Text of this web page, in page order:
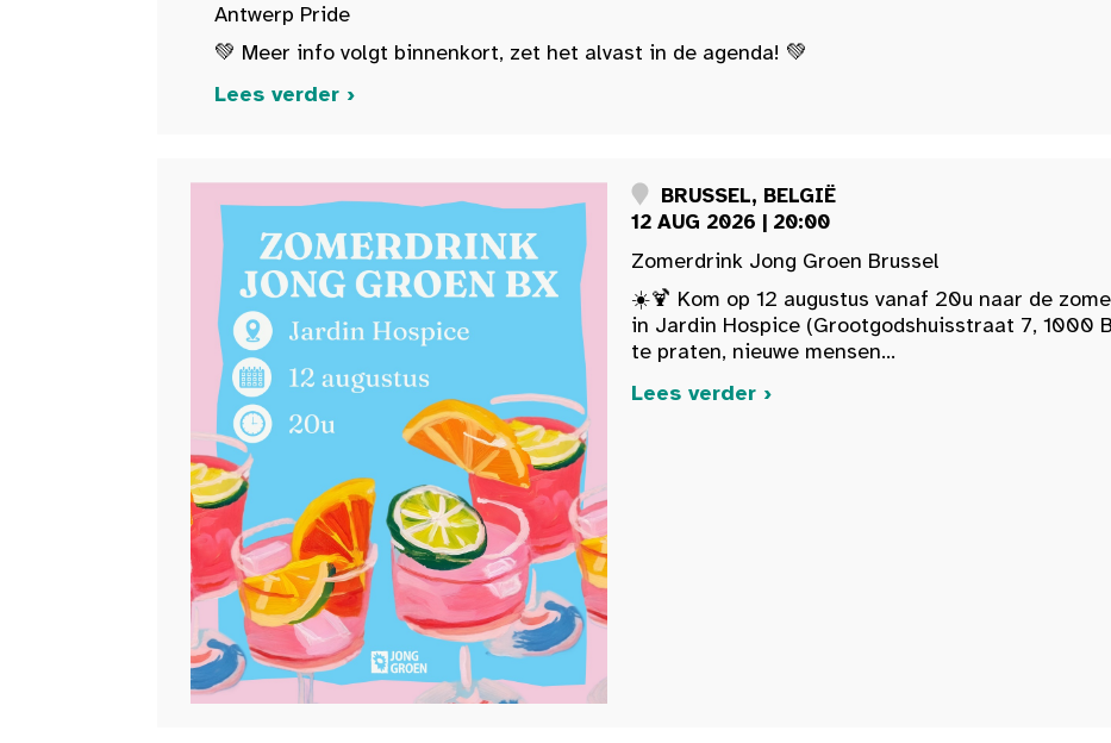
Antwerp Pride
💚 Meer info volgt binnenkort, zet het alvast in de agenda! 💚
Lees verder ›
BRUSSEL, BELGIË
12 AUG 2026 | 20:00
Zomerdrink Jong Groen Brussel
☀️🍹 Kom op 12 augustus vanaf 20u naar de
in Jardin Hospice (Grootgodshuisstraat 7, 1000
te praten, nieuwe mensen...
Lees verder ›